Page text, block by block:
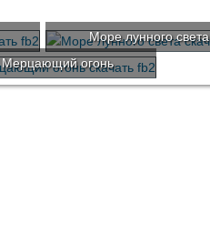
Море лунного света
Мерцающий огонь